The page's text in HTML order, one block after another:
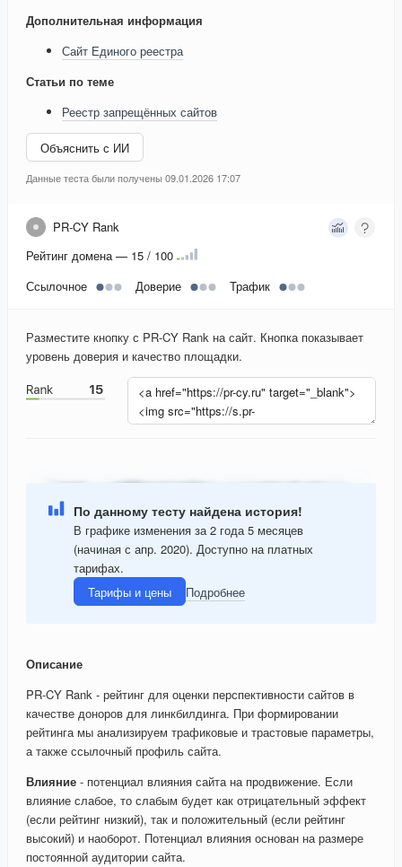
Дополнительная информация
Сайт Единого реестра
Статьи по теме
Реестр запрещённых сайтов
Объяснить с ИИ
Данные теста были получены 09.01.2026 17:07
PR-CY Rank
Рейтинг домена — 15 / 100
Ссылочное
Доверие Трафик
Разместите кнопку с PR-CY Rank на сайт. Кнопка показывает
уровень доверия и качество площадки.
По данному тесту найдена история!
В графике изменения за 2 года 5 месяцев
(начиная с апр. 2020). Доступно на платных
тарифах.
Тарифы и цены
Подробнее
Описание
PR-CY Rank - рейтинг для оценки перспективности сайтов в
качестве доноров для линкбилдинга. При формировании
рейтинга мы анализируем трафиковые и трастовые параметры,
а также ссылочный профиль сайта.
Влияние - потенциал влияния сайта на продвижение. Если
влияние слабое, то слабым будет как отрицательный эффект
(если рейтинг низкий), так и положительный (если рейтинг
высокий) и наоборот. Потенциал влияния основан на размере
постоянной аудитории сайта.